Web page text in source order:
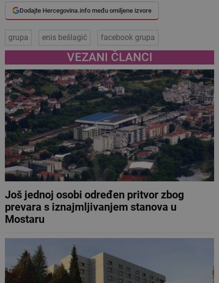
Dodajte Hercegovina.info među omiljene izvore
grupa enis bešlagić facebook grupa
VEZANI ČLANCI
Još jednoj osobi određen pritvor zbog
prevara s iznajmljivanjem stanova u
Mostaru